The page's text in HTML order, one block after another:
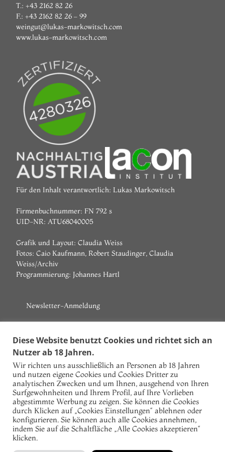
T.: +43 2162 82 26
F.: +43 2162 82 26 – 99
weingut@lukas-markowitsch.com
www.lukas-markowitsch.com
Für den Inhalt verantwortlich: Lukas Markowitsch
Firmenbuchnummer: FN 792 s
UID-NR: ATU68040005
Grafik und Layout: Claudia Weiss
Fotos: Caio Kaufmann, Robert Staudinger, Claudia
Weiss/Archiv
Programmierung:Johannes Hartl
Newsletter-Anmeldung
Nachname
E-Mail
Ich akzeptiere die Datenschutzbestimmungen!
Diese Website benutzt Cookies und richtet sich an
Nutzer ab 18 Jahren.
Wir richten uns ausschließlich an Personen ab 18 Jahren
und nutzen eigene Cookies und Cookies Dritter zu
analytischen Zwecken und um Ihnen, ausgehend von Ihren
Surfgewohnheiten und Ihrem Profil, auf Ihre Vorlieben
abgestimmte Werbung zu zeigen. Sie können die Cookies
durch Klicken auf „Cookies Einstellungen“ ablehnen oder
konfigurieren. Sie können auch alle Cookies annehmen,
indem Sie auf die Schaltfläche „Alle Cookies akzeptieren“
klicken.